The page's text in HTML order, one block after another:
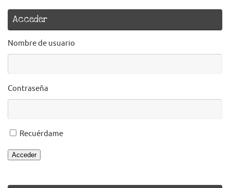
Acceder
Nombre de usuario
Contraseña
Recuérdame
Acceder